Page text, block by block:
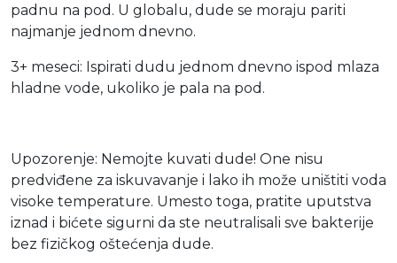
padnu na pod. U globalu, dude se moraju pariti
najmanje jednom dnevno.
3+ meseci: Ispirati dudu jednom dnevno ispod mlaza
hladne vode, ukoliko je pala na pod.
Upozorenje: Nemojte kuvati dude! One nisu
predviđene za iskuvavanje i lako ih može uništiti voda
visoke temperature. Umesto toga, pratite uputstva
iznad i bićete sigurni da ste neutralisali sve bakterije
bez fizičkog oštećenja dude.